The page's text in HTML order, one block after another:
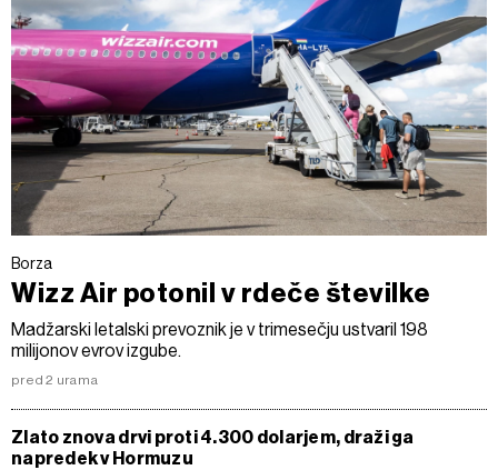
Borza
Wizz Air potonil v rdeče številke
Madžarski letalski prevoznik je v trimesečju ustvaril 198
milijonov evrov izgube.
pred 2 urama
Zlato znova drvi proti 4.300 dolarjem, draži ga
napredek v Hormuzu